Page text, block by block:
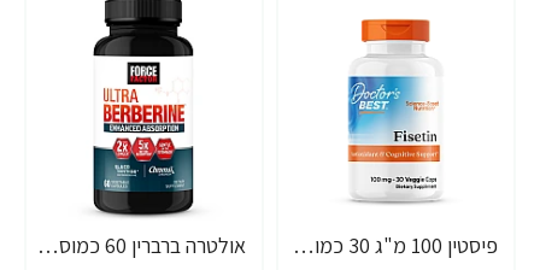
-25%
פיסטין 100 מ"ג 30 כמוסות - מבית Doctor's best
-19%
אולטרה ברברין 60 כמוסות - מבית Force Factor